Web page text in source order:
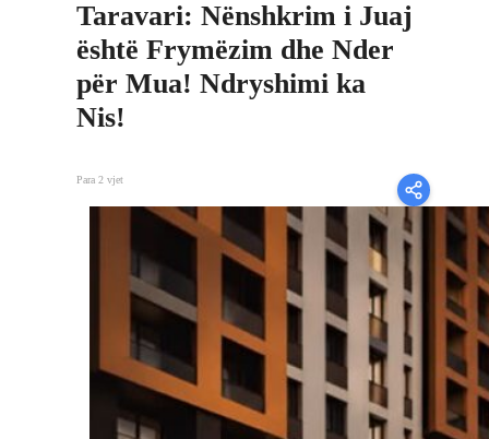
Taravari: Nënshkrim i Juaj
është Frymëzim dhe Nder
për Mua! Ndryshimi ka
Nis!
Para 2 vjet